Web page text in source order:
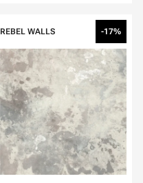
REBEL WALLS -17%